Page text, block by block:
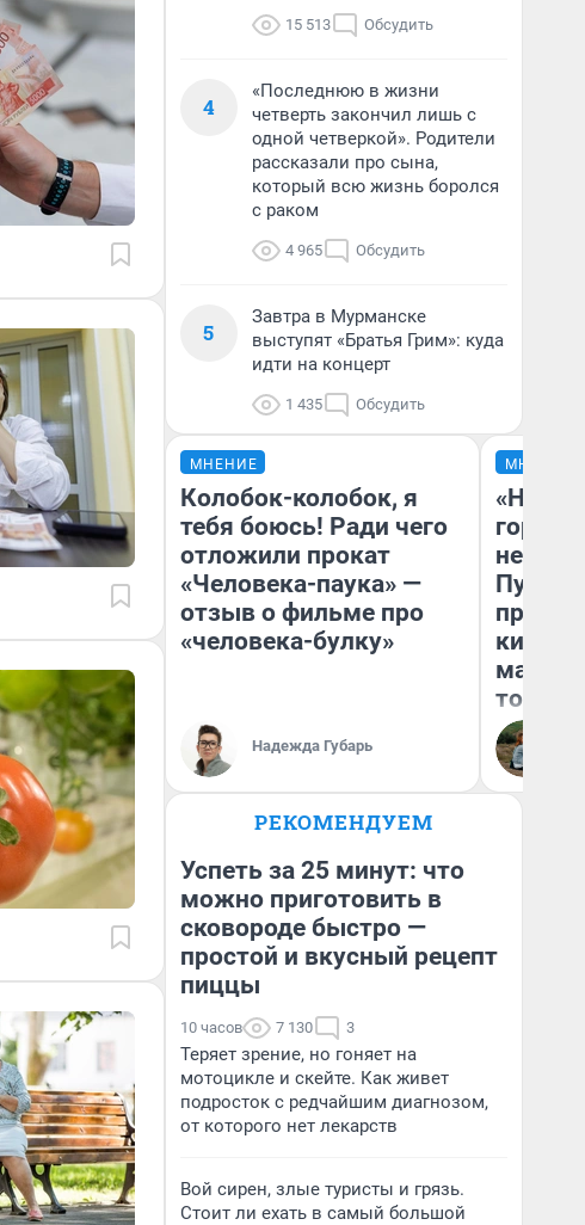
15 513 Обсудить
4
«Последнюю в жизни
четверть закончил лишь с
одной четверкой». Родители
рассказали про сына,
который всю жизнь боролся
с раком
4 965 Обсудить
5
Завтра в Мурманске
выступят «Братья Грим»: куда
идти на концерт
1 435 Обсудить
МНЕНИЕ
Колобок-колобок, я
тебя боюсь! Ради чего
отложили прокат
«Человека-паука» —
отзыв о фильме про
«человека-булку»
Надежда Губарь
МНЕНИЕ
«Нет
того
РЕКОМЕНДУЕМ
Успеть за 25 минут: что
можно приготовить в
сковороде быстро —
простой и вкусный рецепт
пиццы
10 часов 7 130 3
Теряет зрение, но гоняет на
мотоцикле и скейте. Как живет
подросток с редчайшим диагнозом,
от которого нет лекарств
Вой сирен, злые туристы и грязь.
Стоит ли ехать в самый большой